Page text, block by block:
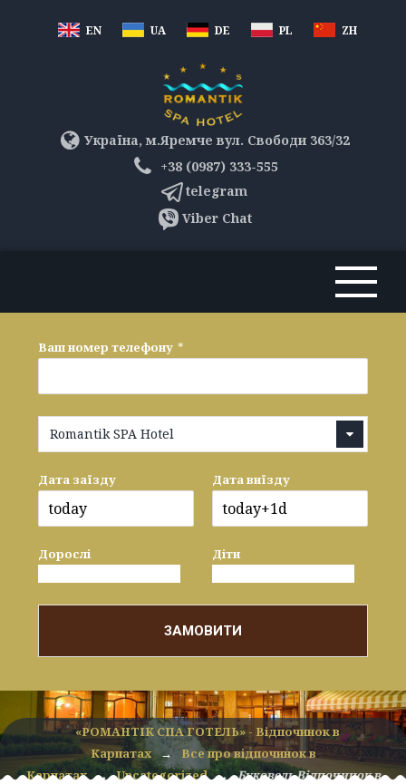
EN UA DE PL ZH
Україна, м.Яремче вул. Свободи 363/32
+38 (0987) 333-555
telegram
Viber Chat
Ваш номер телефону *
Romantik SPA Hotel
Дата заїзду Дата виїзду
Дорослі Діти
ЗАМОВИТИ
«РОМАНТІК СПА ГОТЕЛЬ» - Відпочинок в
Карпатах →
Все про відпочинок в
Карпатах → Uncategorized → Буковель Відпочинок в